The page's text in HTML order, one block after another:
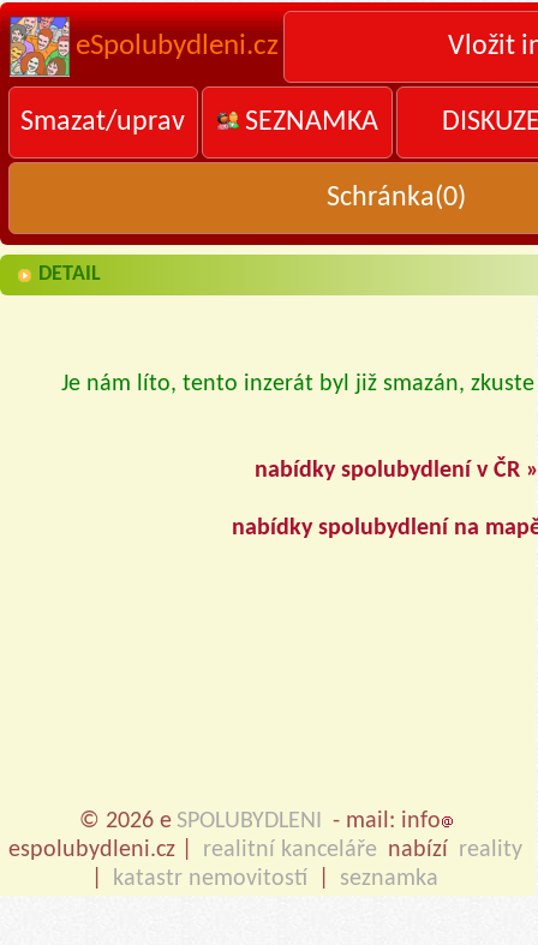
eSpolubydleni.cz Vložit
Smazat/uprav SEZNAMKA
Schránka(0)
DETAIL
Je nám líto, tento inzerát byl již smazán,
nabídky spolubydlení v ČR »
nabídky spolubydlení na
© 2026 e SPOLUBYDLENI - mail: info
espolubydleni.cz |
realitní kanceláře nabízí reality
katastr nemovitostí seznamka